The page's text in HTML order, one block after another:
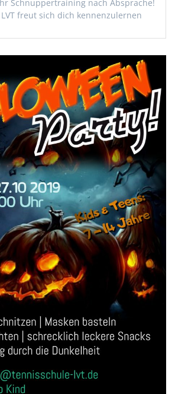
Schnuppertraining nach Absprache!
LVT freut sich dich kennenzulernen